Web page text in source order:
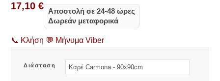
17,10€ Αποστολή σε 24-48 ώρες
Δωρεάν μεταφορικά
📞 Κλήση 💬 Μήνυμα Viber
Διάσταση